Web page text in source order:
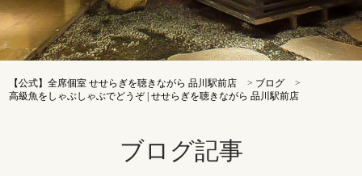
【公式】全席個室 せせらぎを聴きながら 品川駅前店 > ブログ
>
高級魚をしゃぶしゃぶでどうぞ | せせらぎを聴きながら 品川駅前店
ブログ記事